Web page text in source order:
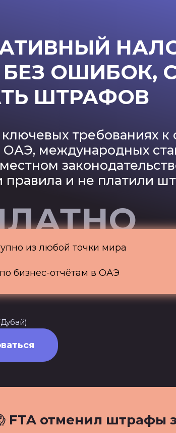
требованиях к
ОАЭ, международных
местном
правила и не платили
ОШИБОК,
ШТРАФОВ
из любой точки мира
бизнес-отчётам в ОАЭ
FTA отменил штрафы